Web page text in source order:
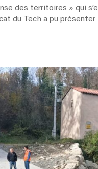
des territoires » qui
du Tech a pu